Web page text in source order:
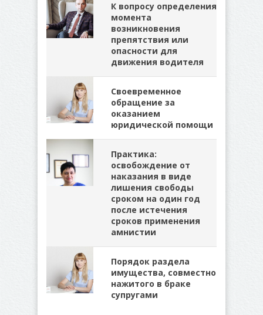
К вопросу определения
момента
возникновения
препятствия или
опасности для
движения водителя
Своевременное
обращение за
оказанием
юридической помощи
Практика:
освобождение от
наказания в виде
лишения свободы
сроком на один год
после истечения
сроков применения
амнистии
Порядок раздела
имущества, совместно
нажитого в браке
супругами